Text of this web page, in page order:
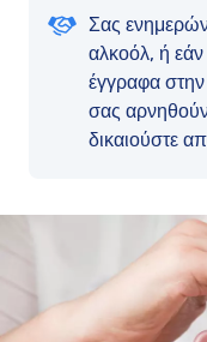
Σας
αλκοόλ, ή εάν
έγγραφα
σας αρνηθούν
δικαιούστε